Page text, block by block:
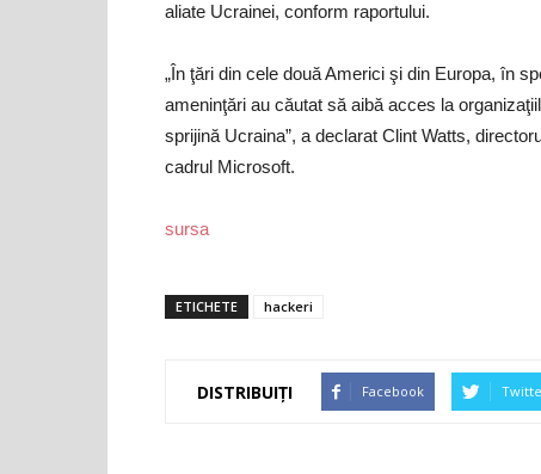
aliate Ucrainei, conform raportului.
„În ţări din cele două Americi şi din Europa, în
ameninţări au căutat să aibă acces la
sprijină Ucraina”, a declarat Clint Watts,
cadrul Microsoft.
sursa
ETICHETE hackeri
DISTRIBUIȚI Facebook